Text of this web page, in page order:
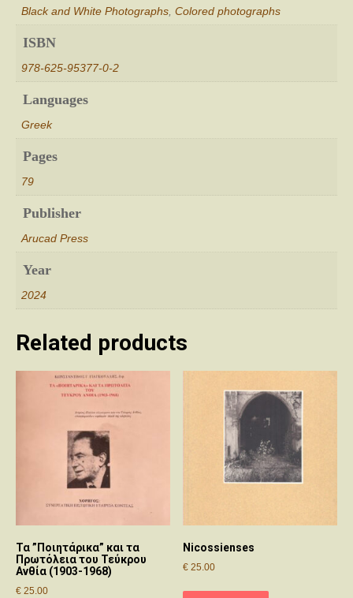
Black and White Photographs, Colored photographs
ISBN
978-625-95377-0-2
Languages
Greek
Pages
79
Publisher
Arucad Press
Year
2024
Related products
Τα ”Ποιητάρικα” και τα
Πρωτόλεια του Τεύκρου
Ανθία (1903-1968)
€ 25.00
Nicossienses
€ 25.00